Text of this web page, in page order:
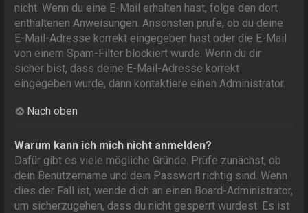
nicht. Wenn du eine E-Mail erhalten hast, folge den dort
enthaltenen Anweisungen. Ansonsten prüfe, ob du deine
E-Mail-Adresse korrekt eingegeben hast oder die E-Mail
von einem Spam-Filter blockiert wurde. Wenn du dir
sicher bist, dass deine E-Mail-Adresse korrekt
eingegeben wurde, dann kontaktiere einen Administrator.
Nach oben
Warum kann ich mich nicht anmelden?
Dafür gibt es viele mögliche Gründe. Prüfe zunächst, ob
dein Benutzername und dein Passwort richtig sind. Wenn
dies der Fall ist, wende dich an einen Board-Administrator,
um sicherzugehen, dass du nicht gesperrt wurdest. Es ist